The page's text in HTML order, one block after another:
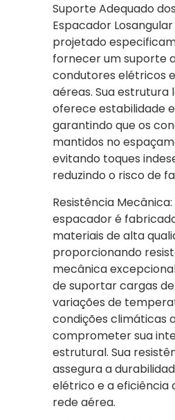
Suporte Adequado
Espacador Losangular
projetado
fornecer um suporte
condutores elétricos
aéreas. Sua estrutura
oferece estabilidade
garantindo que os
mantidos no
evitando toques
reduzindo o risco de
Resistência Mecânica:
espacador é
materiais de alta
proporcionando
mecânica
de suportar cargas
variações de
condições climáticas
comprometer sua
estrutural. Sua
assegura a
elétrico e a eficiência
rede aérea.